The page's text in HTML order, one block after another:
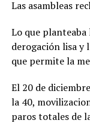
Las asambleas
Lo que planteaba
derogación lisa y
que permite la
El 20 de
la 40,
paros totales de